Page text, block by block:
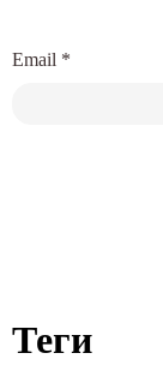
Email *
Теги